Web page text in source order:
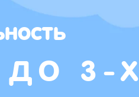
3-Х